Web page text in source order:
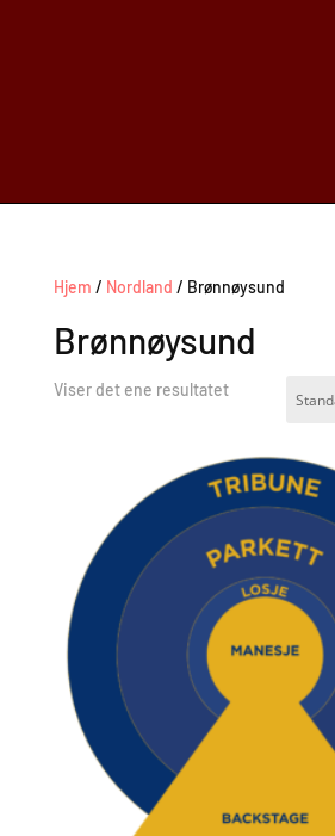
Hjem / Nordland / Brønnøysund
Brønnøysund
Viser det ene resultatet